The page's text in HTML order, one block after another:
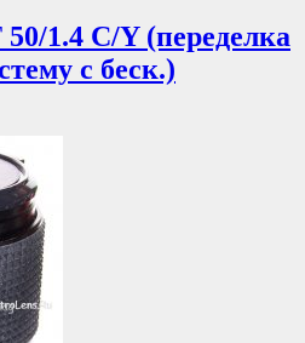
1.4 C/Y (переделка
с беск.)